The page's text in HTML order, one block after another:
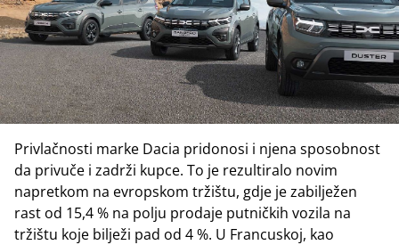
Privlačnosti marke Dacia pridonosi i njena sposobnost
da privuče i zadrži kupce. To je rezultiralo novim
napretkom na evropskom tržištu, gdje je zabilježen
rast od 15,4 % na polju prodaje putničkih vozila na
tržištu koje bilježi pad od 4 %. U Francuskoj, kao